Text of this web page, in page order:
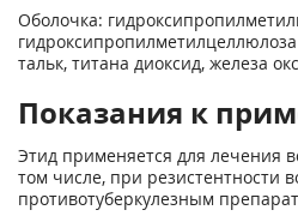
Оболочка:
тальк, титана диоксид, железа
Показания к
Этид применяется для лечения
том числе, при резистентности
противотуберкулезным